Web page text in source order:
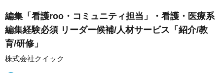
編集「看護roo・コミュニティ担当」・看護・医療系
編集経験必須 リーダー候補/人材サービス「紹介/教
育/研修」
株式会社クイック